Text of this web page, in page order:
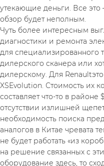
утекающие деньги. Все
обзор будет неполным.
Чуть более интересным
диагностики и ремонта
для специализированного
дилерского сканера или
дилерскому. Для
XSEvolution. Стоимость их
составляет что-то в районе
отсутствии излишней
необходимость поиска
аналогов в Китае чревата
не будет работать «из
на решение связанных с
оборудование здесь, то